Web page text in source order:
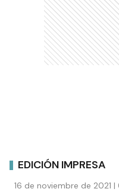
EDICIÓN IMPRESA
16 de noviembre de 2021